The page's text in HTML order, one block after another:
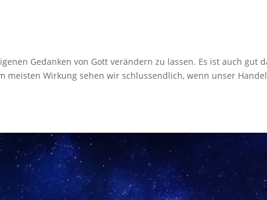
Gedanken von Gott verändern zu lassen. Es ist auch gut
meisten Wirkung sehen wir schlussendlich, wenn unser